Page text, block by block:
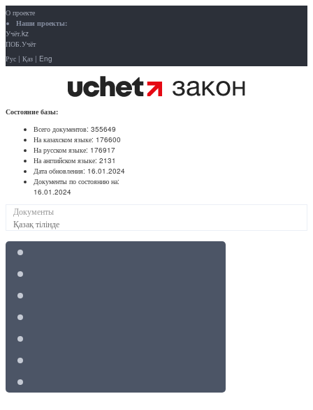
О проекте
Наши проекты:
Учёт.kz
ПОБ.Учёт
Рус | Қаз | Eng
Состояние базы:
Всего документов: 355649
На казахском языке: 176600
На русском языке: 176917
На английском языке: 2131
Дата обновления: 16.01.2024
Документы по состоянию на:
16.01.2024
Документы
Қазақ тілінде